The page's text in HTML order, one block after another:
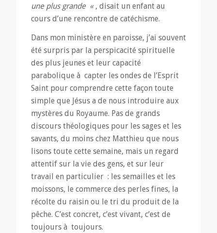
une plus grande « , disait un enfant au
cours d’une rencontre de catéchisme.
Dans mon ministère en paroisse, j’ai souvent
été surpris par la perspicacité spirituelle
des plus jeunes et leur capacité
parabolique à capter les ondes de l’Esprit
Saint pour comprendre cette façon toute
simple que Jésus a de nous introduire aux
mystères du Royaume. Pas de grands
discours théologiques pour les sages et les
savants, du moins chez Matthieu que nous
lisons toute cette semaine, mais un regard
attentif sur la vie des gens, et sur leur
travail en particulier : les semailles et les
moissons, le commerce des perles fines, la
récolte du raisin ou le tri du produit de la
pêche. C’est concret, c’est vivant, c’est de
toujours à toujours.